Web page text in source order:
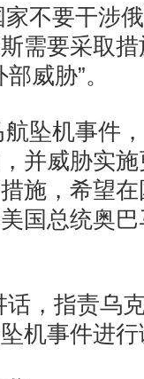
不要干涉俄
需要采取
威胁”。
坠机事件，
并威胁实
施，希望
国总统奥
，指责乌克
机事件进